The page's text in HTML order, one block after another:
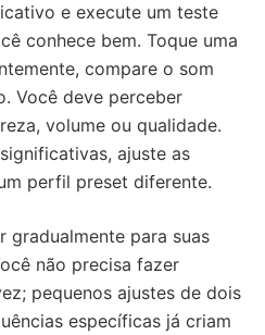
e execute um teste
conhece bem. Toque uma
compare o som
Você deve perceber
volume ou qualidade.
ajuste as
perfil preset diferente.
gradualmente para suas
não precisa fazer
pequenos ajustes de dois
específicas já criam